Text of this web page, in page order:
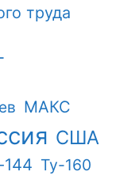
труда
МАКС
США
144 Ту-160